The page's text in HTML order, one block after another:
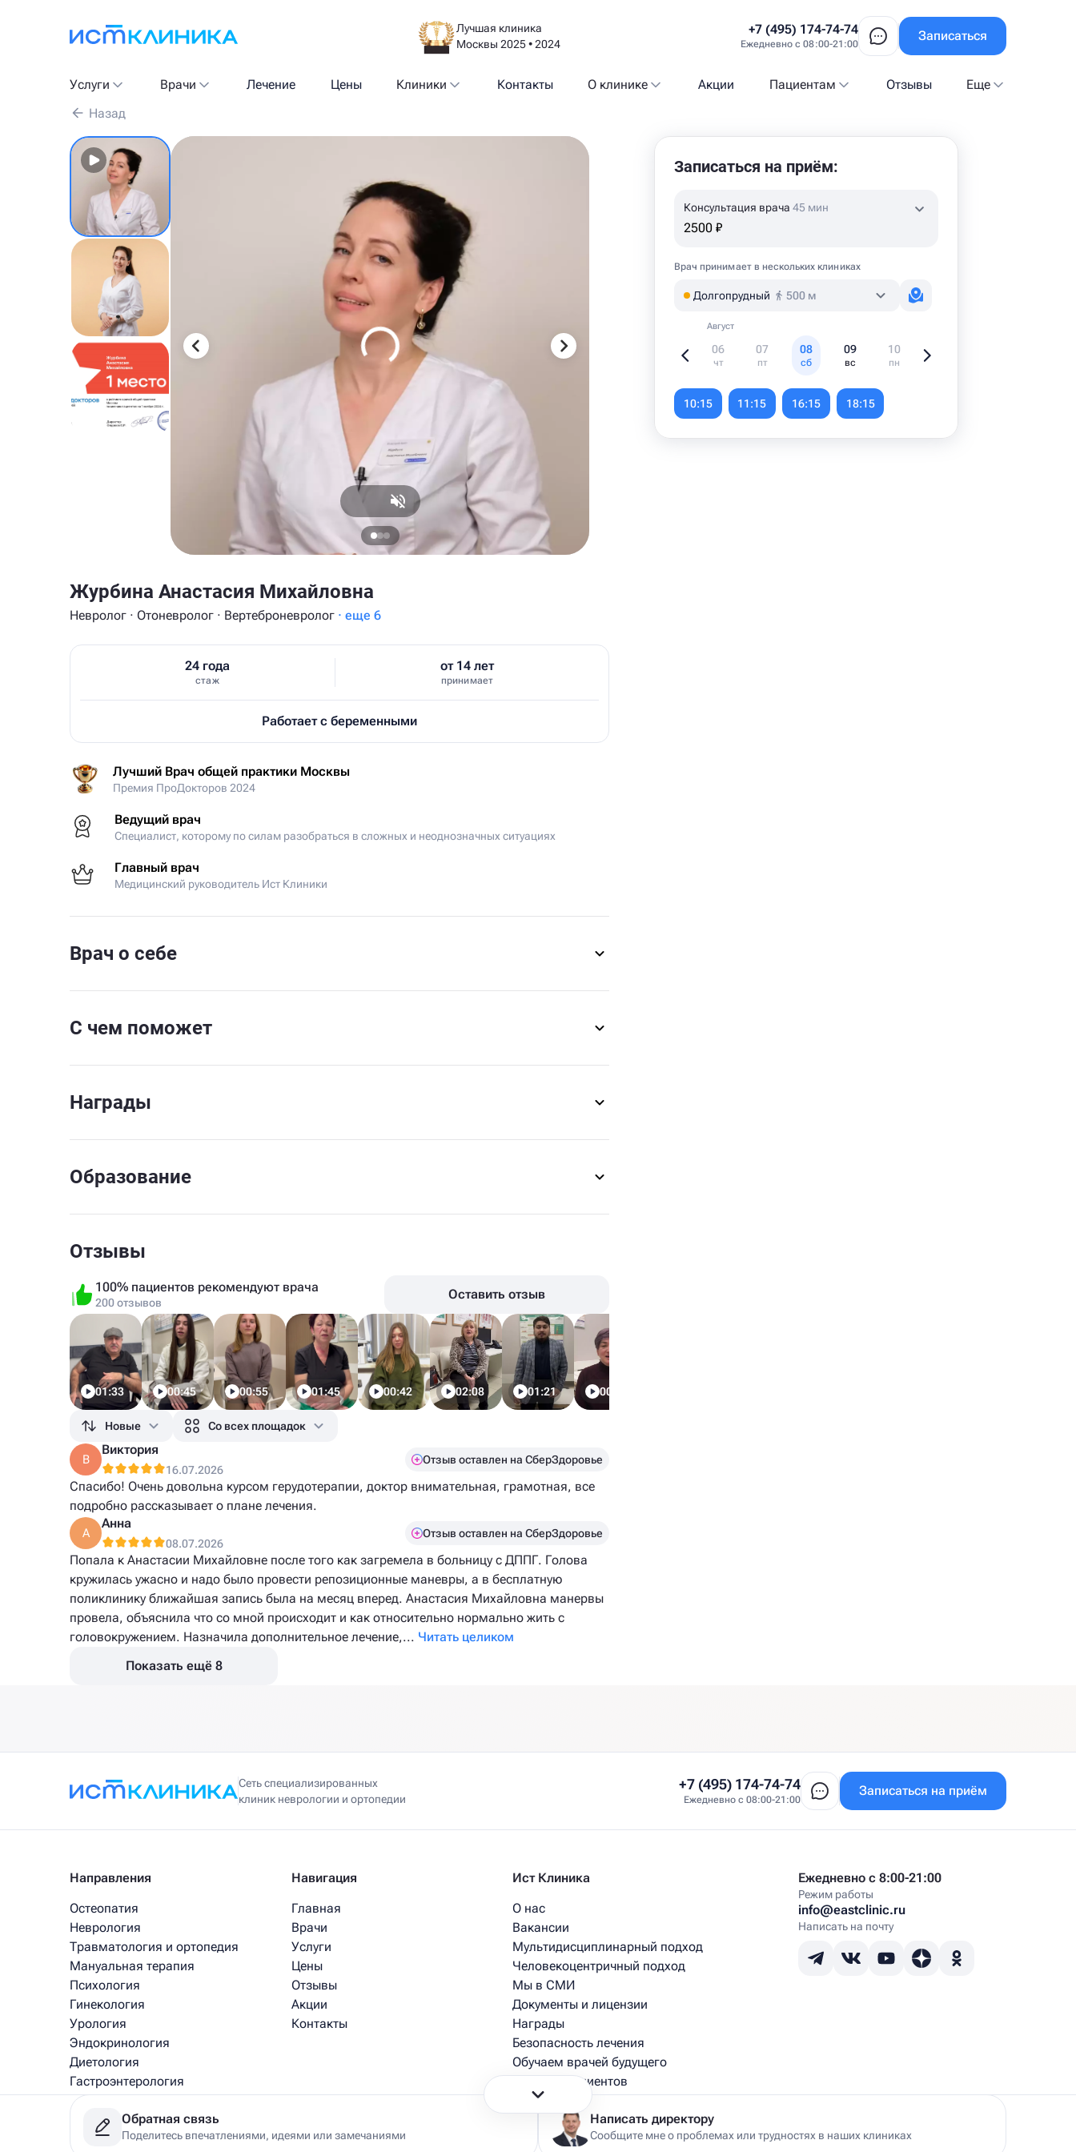
Лучшая клиника
Москвы 2025 • 2024
+7 (495) 174-74-74
Ежедневно с 08:00-21:00
Записаться
Услуги Врачи Лечение Цены Клиники Контакты О клинике Акции Пациентам Отзывы
Еще
Назад
Журбина Анастасия Михайловна
Невролог · Отоневролог · Вертеброневролог · еще 6
24 года
стаж
от 14 лет
принимает
Работает с беременными
Лучший Врач общей практики Москвы
Премия ПроДокторов 2024
Ведущий врач
Специалист, которому по силам разобраться в сложных и неоднозначных ситуациях
Главный врач
Медицинский руководитель Ист Клиники
Врач о себе
С чем поможет
Награды
Образование
Отзывы
100% пациентов рекомендуют врача
200 отзывов
Оставить отзыв
01:33 00:45 00:55 01:45 00:42 02:08 01:21 00:52
Новые Со всех площадок
В
Виктория
16.07.2026
Отзыв оставлен на СберЗдоровье
Спасибо! Очень довольна курсом герудотерапии, доктор внимательная, грамотная, все
подробно рассказывает о плане лечения.
А
Анна
08.07.2026
Отзыв оставлен на СберЗдоровье
Попала к Анастасии Михайловне после того как загремела в больницу с ДППГ. Голова
кружилась ужасно и надо было провести репозиционные маневры, а в бесплатную
поликлинику ближайшая запись была на месяц вперед. Анастасия Михайловна манервы
провела, объяснила что со мной происходит и как относительно нормально жить с
головокружением. Назначила дополнительное лечение,... Читать целиком
Показать ещё 8
Записаться на приём:
Консультация врача 45 мин
2500 ₽
Врач принимает в нескольких клиниках
Долгопрудный 500 м
Август
06
чт
07
пт
08
сб
09
вс
10
пн
of
6
10:15 11:15 16:15 18:15
Сеть специализированных
клиник неврологии и ортопедии
+7 (495) 174-74-74
Ежедневно с 08:00-21:00
Записаться на приём
Направления
Остеопатия
Неврология
Травматология и ортопедия
Мануальная терапия
Психология
Гинекология
Урология
Эндокринология
Диетология
Гастроэнтерология
Медицинский массаж
Рефлексотерапия
Физиотерапия
Навигация
Главная
Врачи
Услуги
Цены
Отзывы
Акции
Контакты
Ист Клиника
О нас
Вакансии
Мультидисциплинарный подход
Человекоцентричный подход
Мы в СМИ
Документы и лицензии
Награды
Безопасность лечения
Обучаем врачей будущего
Истории пациентов
Истории из практики врачей
Ежедневно с 8:00-21:00
Режим работы
info@eastclinic.ru
Написать на почту
Обратная связь
Поделитесь впечатлениями, идеями или замечаниями
Написать директору
Сообщите мне о проблемах или трудностях в наших клиниках